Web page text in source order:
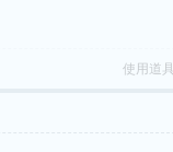
使用道具